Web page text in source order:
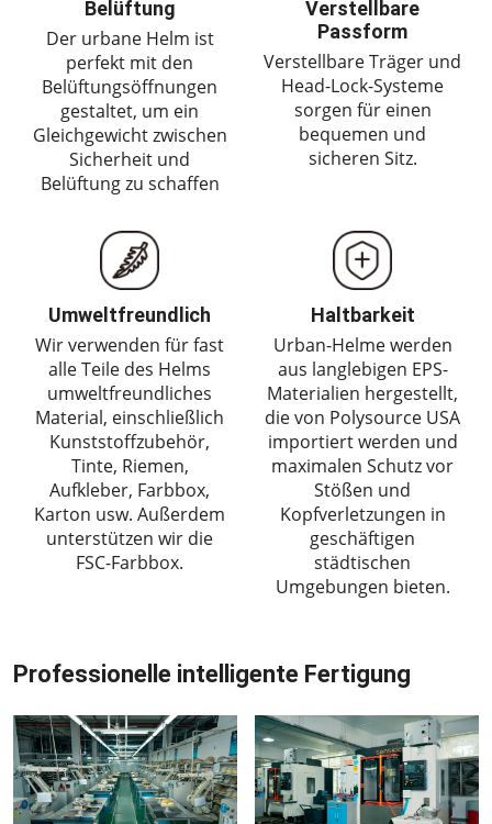
Belüftung
Der urbane Helm ist
perfekt mit den
Belüftungsöffnungen
gestaltet, um ein
Gleichgewicht zwischen
Sicherheit und
Belüftung zu schaffen
Verstellbare
Passform
Verstellbare Träger und
Head-Lock-Systeme
sorgen für einen
bequemen und
sicheren Sitz.
Umweltfreundlich
Wir verwenden für fast
alle Teile des Helms
umweltfreundliches
Material, einschließlich
Kunststoffzubehör,
Tinte, Riemen,
Aufkleber, Farbbox,
Karton usw. Außerdem
unterstützen wir die
FSC-Farbbox.
Haltbarkeit
Urban-Helme werden
aus langlebigen EPS-
Materialien hergestellt,
die von Polysource USA
importiert werden und
maximalen Schutz vor
Stößen und
Kopfverletzungen in
geschäftigen
städtischen
Umgebungen bieten.
Professionelle intelligente Fertigung